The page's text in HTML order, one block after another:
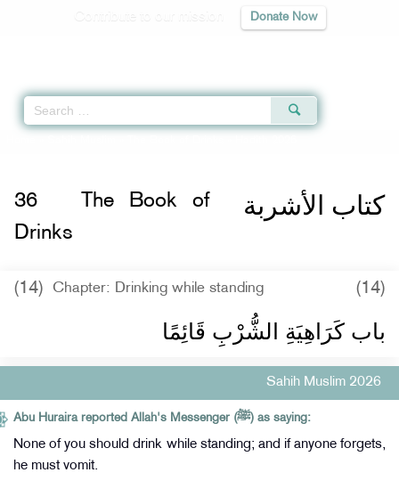
Donate Now
كتاب الأشربة 36
The Book of
Drinks
(14) Chapter: Drinking while standing (14)
باب كَرَاهِيَةِ الشُّرْبِ قَائِمًا ‏‏
Sahih Muslim 2026
Abu Huraira reported Allah's Messenger (ﷺ) as saying:
None of you should drink while standing; and if anyone forgets,
he must vomit.